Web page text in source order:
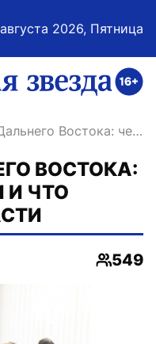
2026, Пятница
на главную
чего хотят люди и что предлагают власти
ВОСТОКА:
И ЧТО
549